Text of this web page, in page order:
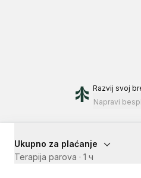
Razvij svoj
Napravi
Ukupno za plaćanje
Terapija parova · 1 ч